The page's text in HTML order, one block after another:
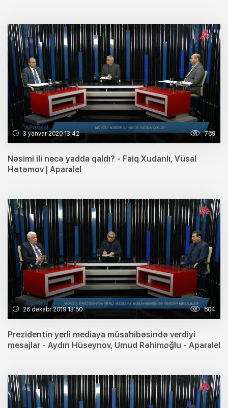
3 yanvar 2020 13:42 789
Nəsimi ili necə yadda qaldı? - Faiq Xudanlı, Vüsal
Hətəmov | Aparalel
26 dekabr 2019 13:50 804
Prezidentin yerli mediaya müsahibəsində verdiyi
mesajlar - Aydın Hüseynov, Umud Rəhimoğlu - Aparalel